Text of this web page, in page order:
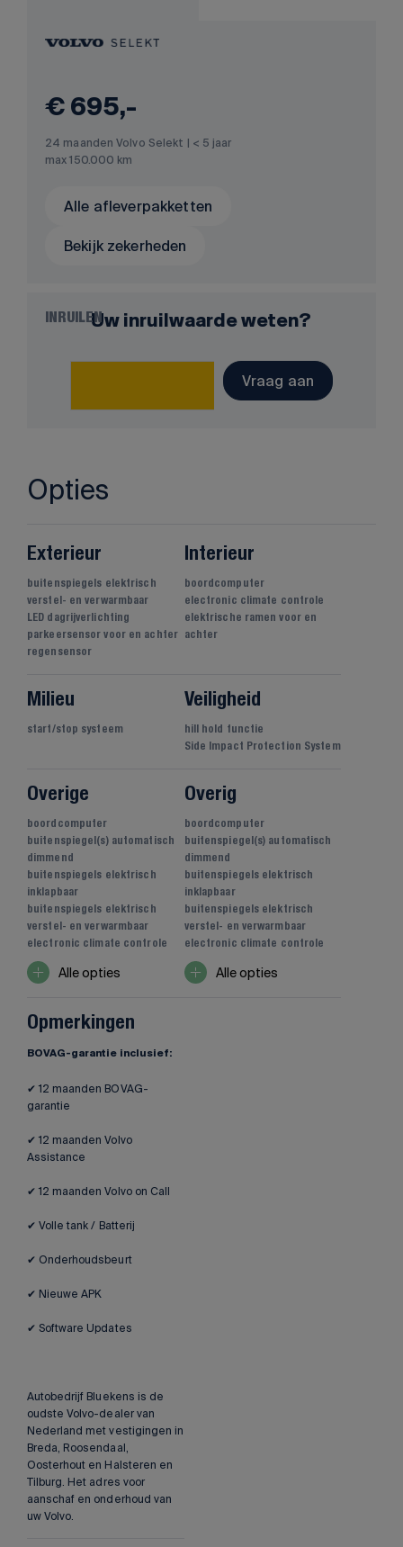
€ 695,-
24 maanden Volvo Selekt | < 5 jaar
max 150.000 km
Alle afleverpakketten
Bekijk zekerheden
INRUILENUw inruilwaarde weten?
Vraag aan
Opties
Exterieur
buitenspiegels elektrisch
verstel- en verwarmbaar
LED dagrijverlichting
parkeersensor voor en achter
regensensor
Interieur
boordcomputer
electronic climate controle
elektrische ramen voor en
achter
Milieu
start/stop systeem
Veiligheid
hill hold functie
Side Impact Protection System
Overige
boordcomputer
buitenspiegel(s) automatisch
dimmend
buitenspiegels elektrisch
inklapbaar
buitenspiegels elektrisch
verstel- en verwarmbaar
electronic climate controle
Alle opties
Overig
boordcomputer
buitenspiegel(s) automatisch
dimmend
buitenspiegels elektrisch
inklapbaar
buitenspiegels elektrisch
verstel- en verwarmbaar
electronic climate controle
Alle opties
Opmerkingen
BOVAG-garantie inclusief:
✔ 12 maanden BOVAG-
garantie
✔ 12 maanden Volvo
Assistance
✔ 12 maanden Volvo on Call
✔ Volle tank / Batterij
✔ Onderhoudsbeurt
✔ Nieuwe APK
✔ Software Updates
Autobedrijf Bluekens is de
oudste Volvo-dealer van
Nederland met vestigingen in
Breda, Roosendaal,
Oosterhout en Halsteren en
Tilburg. Het adres voor
aanschaf en onderhoud van
uw Volvo.